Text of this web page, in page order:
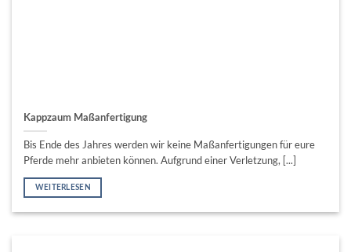
Kappzaum Maßanfertigung
Bis Ende des Jahres werden wir keine Maßanfertigungen für eure
Pferde mehr anbieten können. Aufgrund einer Verletzung, [...]
WEITERLESEN